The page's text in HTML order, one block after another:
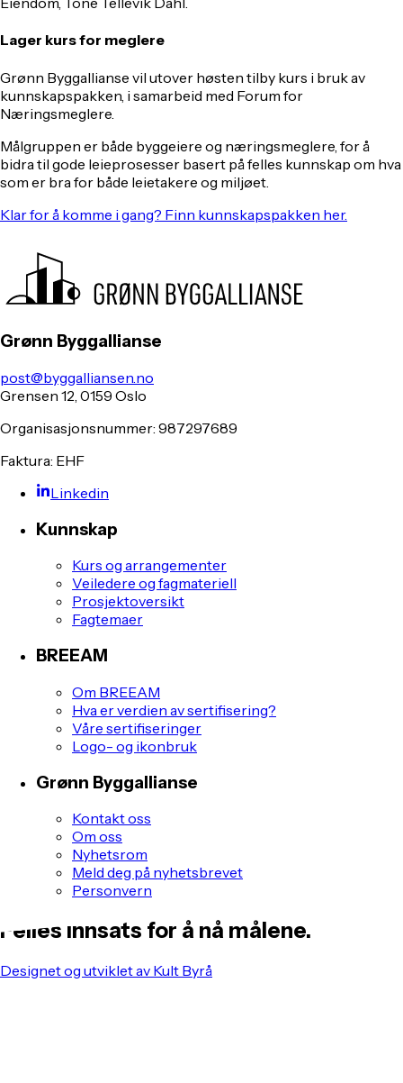
Lager kurs for meglere
Grønn Byggallianse vil utover høsten tilby kurs i bruk av
kunnskapspakken, i samarbeid med Forum for
Næringsmeglere.
Målgruppen er både byggeiere og næringsmeglere, for å
bidra til gode leieprosesser basert på felles kunnskap om hva
som er bra for både leietakere og miljøet.
Klar for å komme i gang? Finn kunnskapspakken her.
Grønn Byggallianse
post@byggalliansen.no
Grensen 12, 0159 Oslo
Organisasjonsnummer: 987297689
Faktura: EHF
Linkedin
Kunnskap
Kurs og arrangementer
Veiledere og fagmateriell
Prosjektoversikt
Fagtemaer
BREEAM
Om BREEAM
Hva er verdien av sertifisering?
Våre sertifiseringer
Logo- og ikonbruk
Grønn Byggallianse
Kontakt oss
Om oss
Nyhetsrom
Meld deg på nyhetsbrevet
Personvern
Felles innsats for å nå målene.
Designet og utviklet av Kult Byrå